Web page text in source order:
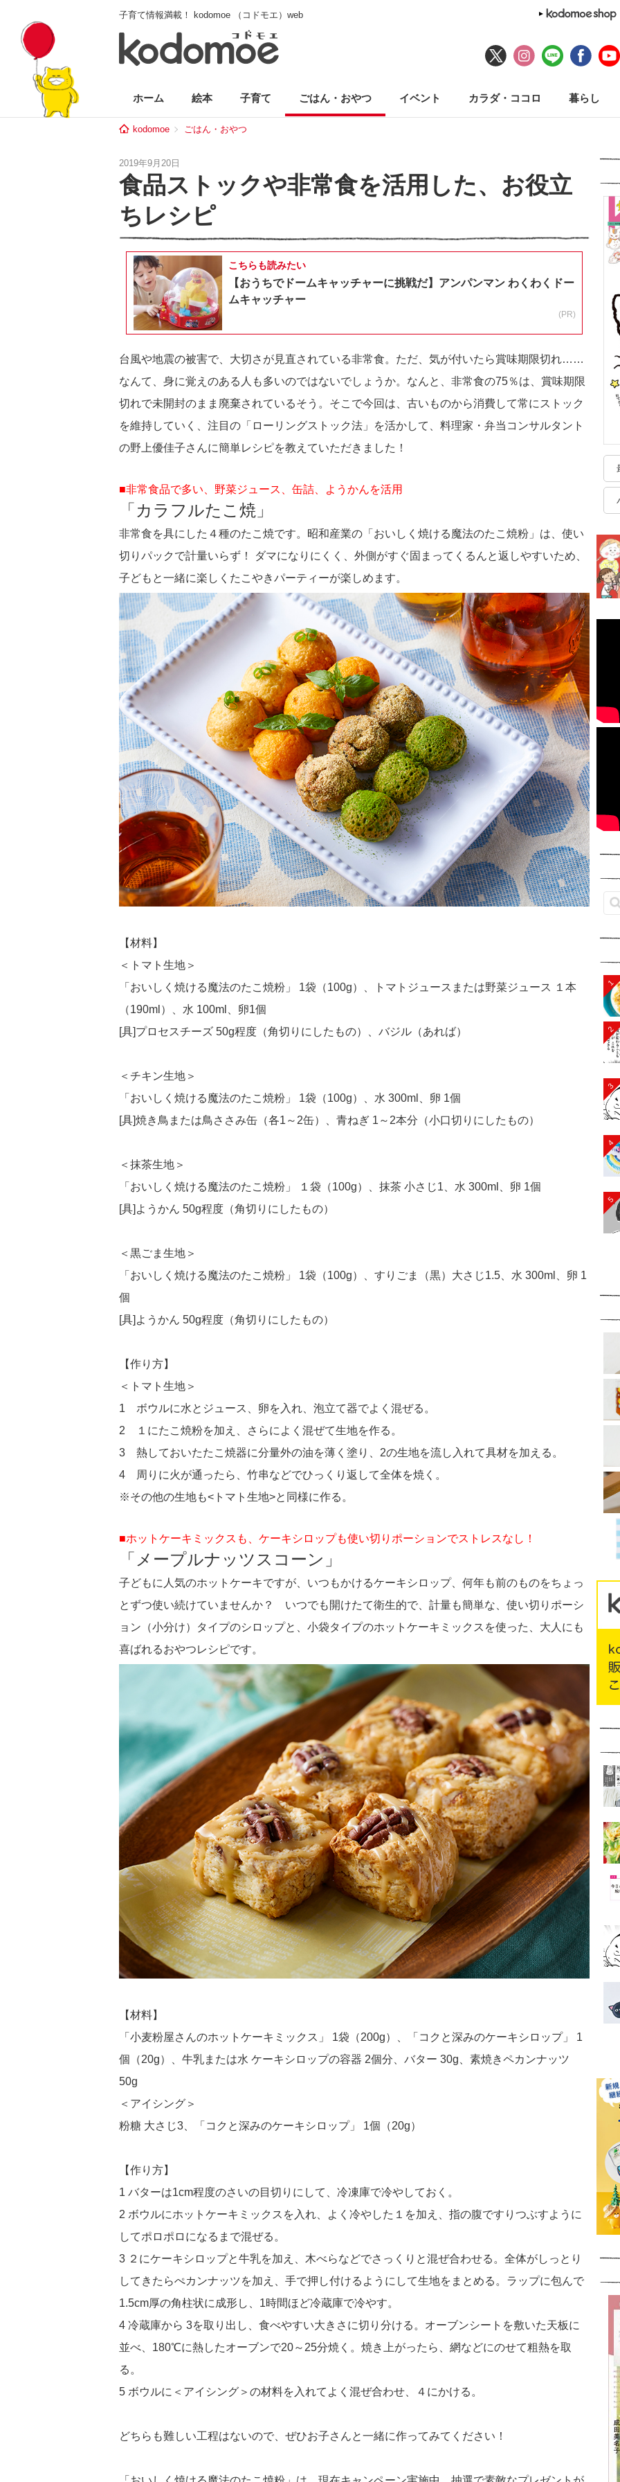
子育て情報満載！ kodomoe （コドモエ）web
ホーム 絵本 子育て ごはん・おやつ イベント カラダ・ココロ 暮らし
kodomoe ごはん・おやつ
2019年9月20日
食品ストックや非常食を活用した、お役立
ちレシピ
こちらも読みたい
【おうちでドームキャッチャーに挑戦だ】アンパンマン わくわくドー
ムキャッチャー
(PR)
台風や地震の被害で、大切さが見直されている非常食。ただ、気が付いたら賞味期限切れ……
なんて、身に覚えのある人も多いのではないでしょうか。なんと、非常食の75％は、賞味期限
切れで未開封のまま廃棄されているそう。そこで今回は、古いものから消費して常にストック
を維持していく、注目の「ローリングストック法」を活かして、料理家・弁当コンサルタント
の野上優佳子さんに簡単レシピを教えていただきました！
■非常食品で多い、野菜ジュース、缶詰、ようかんを活用
「カラフルたこ焼」
非常食を具にした４種のたこ焼です。昭和産業の「おいしく焼ける魔法のたこ焼粉」は、使い
切りパックで計量いらず！ ダマになりにくく、外側がすぐ固まってくるんと返しやすいため、
子どもと一緒に楽しくたこやきパーティーが楽しめます。
【材料】
＜トマト生地＞
「おいしく焼ける魔法のたこ焼粉」 1袋（100g）、トマトジュースまたは野菜ジュース １本
（190ml）、水 100ml、卵1個
[具]プロセスチーズ 50g程度（角切りにしたもの）、バジル（あれば）
＜チキン生地＞
「おいしく焼ける魔法のたこ焼粉」 1袋（100g）、水 300ml、卵 1個
[具]焼き鳥または鳥ささみ缶（各1～2缶）、青ねぎ 1～2本分（小口切りにしたもの）
＜抹茶生地＞
「おいしく焼ける魔法のたこ焼粉」 １袋（100g）、抹茶 小さじ1、水 300ml、卵 1個
[具]ようかん 50g程度（角切りにしたもの）
＜黒ごま生地＞
「おいしく焼ける魔法のたこ焼粉」 1袋（100g）、すりごま（黒）大さじ1.5、水 300ml、卵 1
個
[具]ようかん 50g程度（角切りにしたもの）
【作り方】
＜トマト生地＞
1 ボウルに水とジュース、卵を入れ、泡立て器でよく混ぜる。
2 １にたこ焼粉を加え、さらによく混ぜて生地を作る。
3 熱しておいたたこ焼器に分量外の油を薄く塗り、2の生地を流し入れて具材を加える。
4 周りに火が通ったら、竹串などでひっくり返して全体を焼く。
※その他の生地も<トマト生地>と同様に作る。
■ホットケーキミックスも、ケーキシロップも使い切りポーションでストレスなし！
「メープルナッツスコーン」
子どもに人気のホットケーキですが、いつもかけるケーキシロップ、何年も前のものをちょっ
とずつ使い続けていませんか？ いつでも開けたて衛生的で、計量も簡単な、使い切りポーシ
ョン（小分け）タイプのシロップと、小袋タイプのホットケーキミックスを使った、大人にも
喜ばれるおやつレシピです。
【材料】
「小麦粉屋さんのホットケーキミックス」 1袋（200g）、「コクと深みのケーキシロップ」 1
個（20g）、牛乳または水 ケーキシロップの容器 2個分、バター 30g、素焼きペカンナッツ
50g
＜アイシング＞
粉糖 大さじ3、「コクと深みのケーキシロップ」 1個（20g）
【作り方】
1 バターは1cm程度のさいの目切りにして、冷凍庫で冷やしておく。
2 ボウルにホットケーキミックスを入れ、よく冷やした１を加え、指の腹ですりつぶすように
してポロポロになるまで混ぜる。
3 ２にケーキシロップと牛乳を加え、木べらなどでさっくりと混ぜ合わせる。全体がしっとり
してきたらぺカンナッツを加え、手で押し付けるようにして生地をまとめる。ラップに包んで
1.5cm厚の角柱状に成形し、1時間ほど冷蔵庫で冷やす。
4 冷蔵庫から 3を取り出し、食べやすい大きさに切り分ける。オーブンシートを敷いた天板に
並べ、180℃に熱したオーブンで20～25分焼く。焼き上がったら、網などにのせて粗熱を取
る。
5 ボウルに＜アイシング＞の材料を入れてよく混ぜ合わせ、４にかける。
どちらも難しい工程はないので、ぜひお子さんと一緒に作ってみてください！
1
2
3
4
5